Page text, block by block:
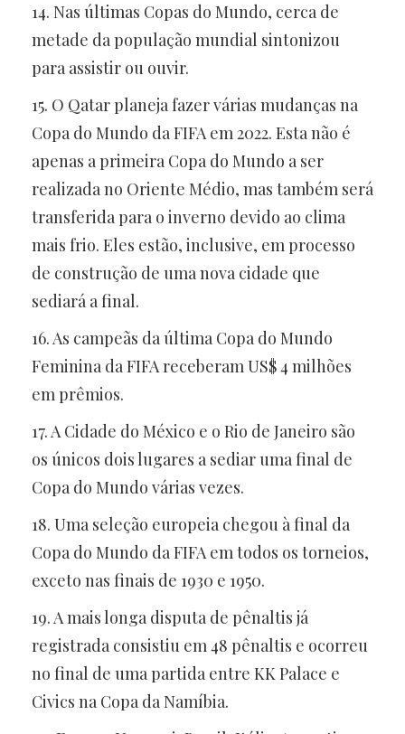
14. Nas últimas Copas do Mundo, cerca de
metade da população mundial sintonizou
para assistir ou ouvir.
15. O Qatar planeja fazer várias mudanças na
Copa do Mundo da FIFA em 2022. Esta não é
apenas a primeira Copa do Mundo a ser
realizada no Oriente Médio, mas também será
transferida para o inverno devido ao clima
mais frio. Eles estão, inclusive, em processo
de construção de uma nova cidade que
sediará a final.
16. As campeãs da última Copa do Mundo
Feminina da FIFA receberam US$ 4 milhões
em prêmios.
17. A Cidade do México e o Rio de Janeiro são
os únicos dois lugares a sediar uma final de
Copa do Mundo várias vezes.
18. Uma seleção europeia chegou à final da
Copa do Mundo da FIFA em todos os torneios,
exceto nas finais de 1930 e 1950.
19. A mais longa disputa de pênaltis já
registrada consistiu em 48 pênaltis e ocorreu
no final de uma partida entre KK Palace e
Civics na Copa da Namíbia.